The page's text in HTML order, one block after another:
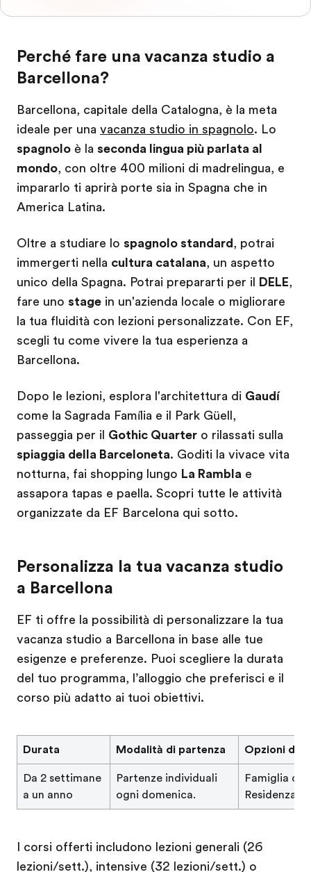
Perché fare una vacanza studio a
Barcellona?
Barcellona, capitale della Catalogna, è la meta
ideale per una vacanza studio in spagnolo. Lo
spagnolo è la seconda lingua più parlata al
mondo, con oltre 400 milioni di madrelingua, e
impararlo ti aprirà porte sia in Spagna che in
America Latina.
Oltre a studiare lo spagnolo standard , potrai
immergerti nella cultura catalana, un aspetto
unico della Spagna. Potrai prepararti per il
DELE,
fare uno stage in un'azienda locale o migliorare
la tua fluidità con lezioni personalizzate. Con EF,
scegli tu come vivere la tua esperienza a
Barcellona.
Dopo le lezioni, esplora l'architettura di Gaudí
come la Sagrada Família e il Park Güell,
passeggia per il Gothic Quarter o rilassati sulla
spiaggia della Barceloneta. Goditi la vivace vita
notturna, fai shopping lungo La Rambla e
assapora tapas e paella. Scopri tutte le attività
organizzate da EF Barcelona qui sotto.
Personalizza la tua vacanza studio
a Barcellona
EF ti offre la possibilità di personalizzare la tua
vacanza studio a Barcellona in base alle tue
esigenze e preferenze. Puoi scegliere la durata
del tuo programma, l’alloggio che preferisci e il
corso più adatto ai tuoi obiettivi.
Durata Modalità di partenza Opzioni di
Da 2 settimane
a un anno
Partenze individuali
ogni domenica.
Famiglia
Residenza
I corsi offerti includono lezioni generali (26
lezioni/sett.), intensive (32 lezioni/sett.) o